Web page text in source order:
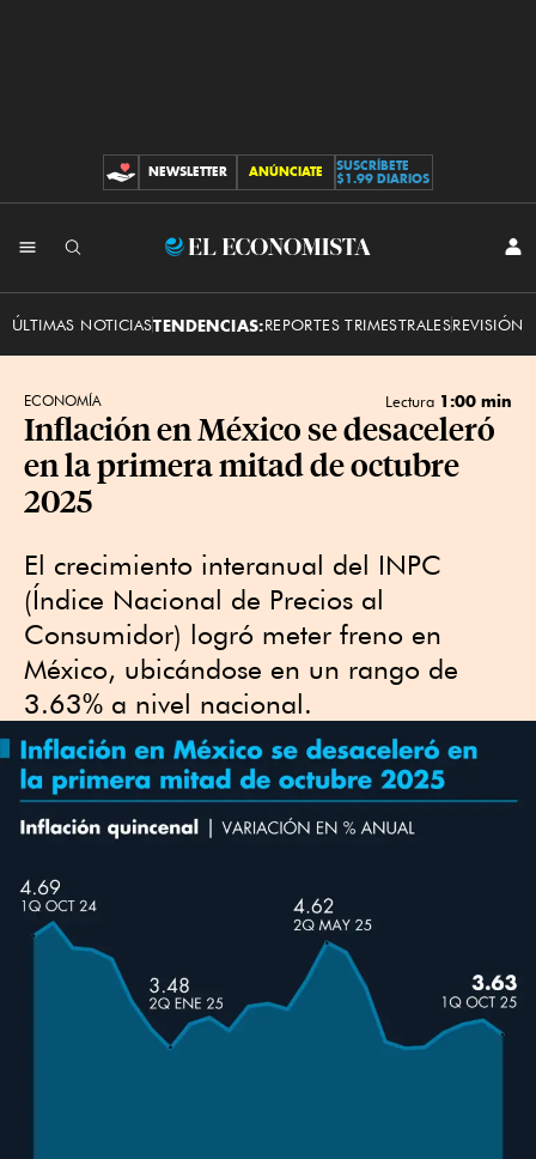
CONTRIBUCIONES
NEWSLETTER ANÚNCIATE
SUSCRÍBETE
$1.99 DIARIOS
El
ÚLTIMAS NOTICIASTENDENCIAS:REPORTES TRIMESTRALESREVISIÓN
ECONOMÍA Lectura 1:00 min
Inflación en México se desaceleró
en la primera mitad de octubre
2025
El crecimiento interanual del INPC
(Índice Nacional de Precios al
Consumidor) logró meter freno en
México, ubicándose en un rango de
3.63% a nivel nacional.